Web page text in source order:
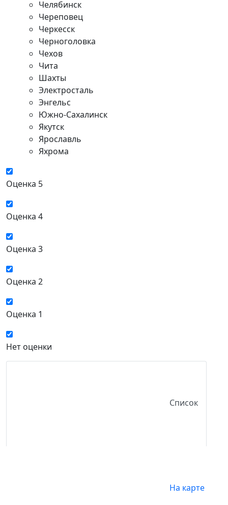
Челябинск
Череповец
Черкесск
Черноголовка
Чехов
Чита
Шахты
Электросталь
Энгельс
Южно-Сахалинск
Якутск
Ярославль
Яхрома
Оценка 5
Оценка 4
Оценка 3
Оценка 2
Оценка 1
Нет оценки
Список
На карте